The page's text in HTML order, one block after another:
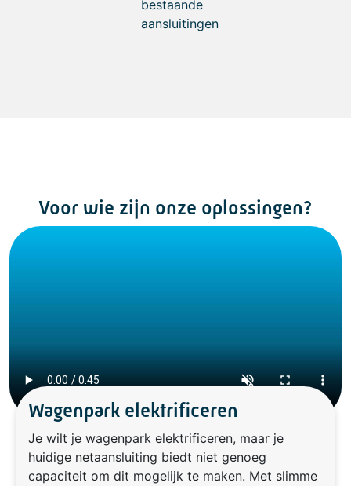
bestaande
aansluitingen
Voor wie zijn onze oplossingen?
Wagenpark elektrificeren
Je wilt je wagenpark elektrificeren, maar je
huidige netaansluiting biedt niet genoeg
capaciteit om dit mogelijk te maken. Met slimme